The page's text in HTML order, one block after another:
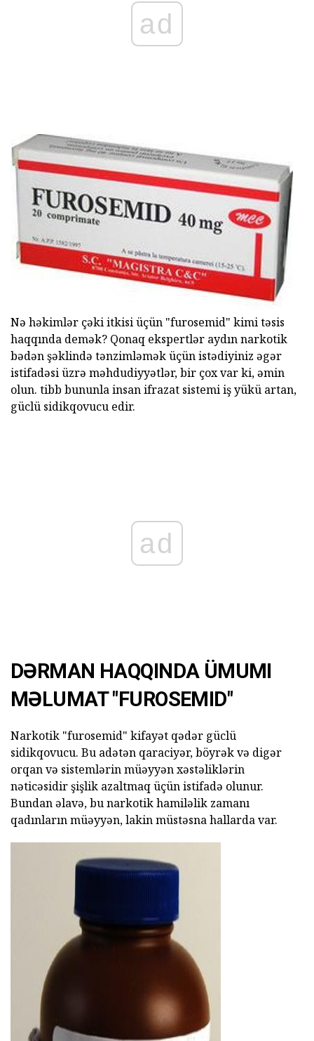
ad
Nə həkimlər çəki itkisi üçün "furosemid" kimi təsis
haqqında demək? Qonaq ekspertlər aydın narkotik
bədən şəklində tənzimləmək üçün istədiyiniz əgər
istifadəsi üzrə məhdudiyyətlər, bir çox var ki, əmin
olun. tibb bununla insan ifrazat sistemi iş yükü artan,
güclü sidikqovucu edir.
ad
DƏRMAN HAQQINDA ÜMUMI
MƏLUMAT "FUROSEMID"
Narkotik "furosemid" kifayət qədər güclü
sidikqovucu. Bu adətən qaraciyər, böyrək və digər
orqan və sistemlərin müəyyən xəstəliklərin
nəticəsidir şişlik azaltmaq üçün istifadə olunur.
Bundan əlavə, bu narkotik hamiləlik zamanı
qadınların müəyyən, lakin müstəsna hallarda var.